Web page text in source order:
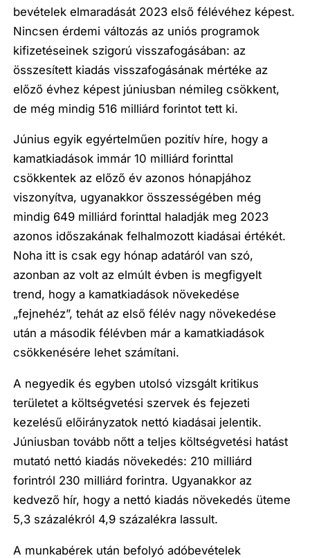
bevételek elmaradását 2023 első félévéhez képest.
Nincsen érdemi változás az uniós programok
kifizetéseinek szigorú visszafogásában: az
összesített kiadás visszafogásának mértéke az
előző évhez képest júniusban némileg csökkent,
de még mindig 516 milliárd forintot tett ki.
Június egyik egyértelműen pozitív híre, hogy a
kamatkiadások immár 10 milliárd forinttal
csökkentek az előző év azonos hónapjához
viszonyítva, ugyanakkor összességében még
mindig 649 milliárd forinttal haladják meg 2023
azonos időszakának felhalmozott kiadásai értékét.
Noha itt is csak egy hónap adatáról van szó,
azonban az volt az elmúlt évben is megfigyelt
trend, hogy a kamatkiadások növekedése
„fejnehéz”, tehát az első félév nagy növekedése
után a második félévben már a kamatkiadások
csökkenésére lehet számítani.
A negyedik és egyben utolsó vizsgált kritikus
területet a költségvetési szervek és fejezeti
kezelésű előirányzatok nettó kiadásai jelentik.
Júniusban tovább nőtt a teljes költségvetési hatást
mutató nettó kiadás növekedés: 210 milliárd
forintról 230 milliárd forintra. Ugyanakkor az
kedvező hír, hogy a nettó kiadás növekedés üteme
5,3 százalékról 4,9 százalékra lassult.
A munkabérek után befolyó adóbevételek